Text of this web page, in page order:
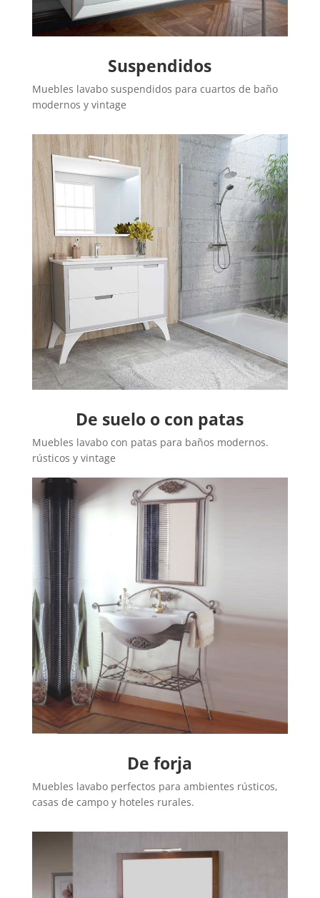
Suspendidos
Muebles lavabo suspendidos para cuartos de baño
modernos y vintage
De suelo o con patas
Muebles lavabo con patas para baños modernos.
rústicos y vintage
De forja
Muebles lavabo perfectos para ambientes rústicos,
casas de campo y hoteles rurales.